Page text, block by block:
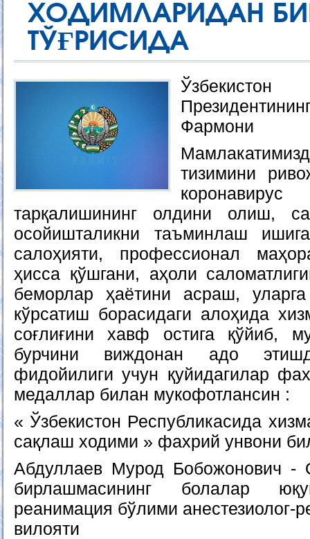
ХОДИМЛАРИДАН
ТЎҒРИСИДА
Фармони
тизимини
тарқалишининг олдини олиш,
осойишталикни таъминлаш
салоҳияти, профессионал
ҳисса қўшгани, аҳоли
беморлар ҳаётини асраш,
кўрсатиш борасидаги алоҳида
соғлиғини хавф остига қўйиб,
бурчини виждонан адо
фидойилиги учун қуйидагилар
медаллар билан мукофотлансин :
« Ўзбекистон Республикасида
сақлаш ходими » фахрий унвони
Абдуллаев Мурод Бобожонович -
бирлашмасининг болалар
реанимация бўлими анестезиолог-
вилояти